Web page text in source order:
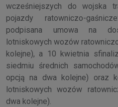
wcześniejszych do wojska
pojazdy ratowniczo-
podpisana umowa na
lotniskowych wozów
kolejne), a 10 kwietnia
siedmiu średnich
opcją na dwa kolejne) oraz
lotniskowych wozów
dwa kolejne).